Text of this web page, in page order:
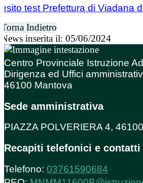
esito test Prefettura di Viadana
Torna Indietro
News inserita il: 05/06/2024
Centro Provinciale Istruzione
Dirigenza ed Uffici
46100 Mantova
Sede amministrativa
PIAZZA POLVERIERA 4,
Recapiti telefonici e contatti
Telefono: 03761590684